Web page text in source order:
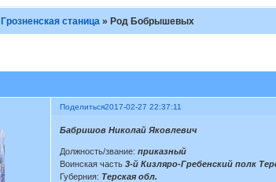
Грозненская станица » Род Бобрышевых
Поделиться2017-02-27 22:37:11
Бабришов Николай Яковлевич
Должность/звание: приказный
Воинская часть 3-й Кизляро-Гребенский полк
Губерния: Терская обл.